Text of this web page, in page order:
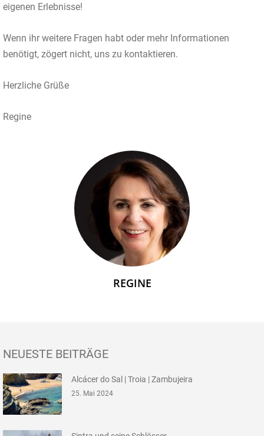
eigenen Erlebnisse!
Wenn ihr weitere Fragen habt oder mehr Informationen
benötigt, zögert nicht, uns zu kontaktieren.
Herzliche Grüße
Regine
REGINE
NEUESTE BEITRÄGE
Alcácer do Sal | Troia | Zambujeira
25. Mai 2024